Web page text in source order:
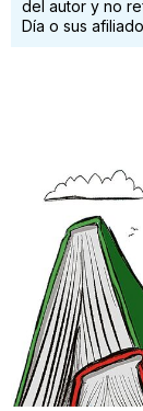
del autor y no
Día o sus